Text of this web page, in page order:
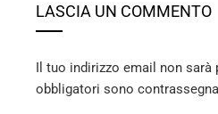
LASCIA UN COMMENTO
Il tuo indirizzo email non sarà
obbligatori sono